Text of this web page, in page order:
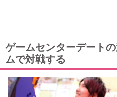
ゲームセンターデート
ムで対戦する